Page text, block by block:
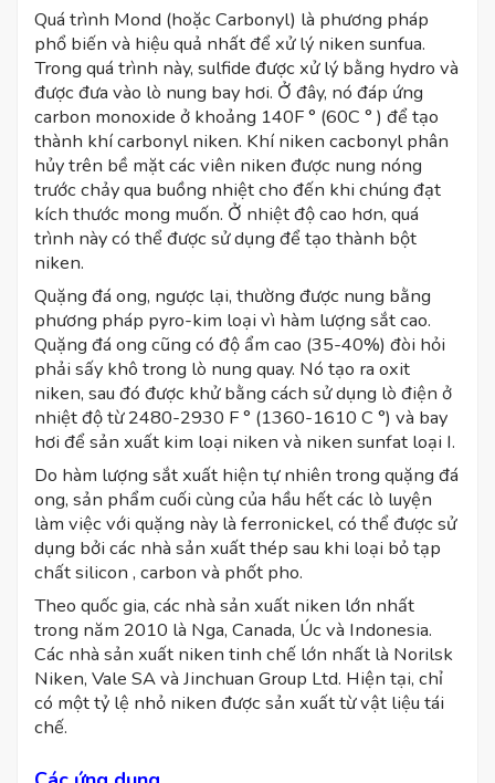
Quá trình Mond (hoặc Carbonyl) là phương pháp
phổ biến và hiệu quả nhất để xử lý niken sunfua.
Trong quá trình này, sulfide được xử lý bằng hydro và
được đưa vào lò nung bay hơi. Ở đây, nó đáp ứng
carbon monoxide ở khoảng 140F ° (60C ° ) để tạo
thành khí carbonyl niken. Khí niken cacbonyl phân
hủy trên bề mặt các viên niken được nung nóng
trước chảy qua buồng nhiệt cho đến khi chúng đạt
kích thước mong muốn. Ở nhiệt độ cao hơn, quá
trình này có thể được sử dụng để tạo thành bột
niken.
Quặng đá ong, ngược lại, thường được nung bằng
phương pháp pyro-kim loại vì hàm lượng sắt cao.
Quặng đá ong cũng có độ ẩm cao (35-40%) đòi hỏi
phải sấy khô trong lò nung quay. Nó tạo ra oxit
niken, sau đó được khử bằng cách sử dụng lò điện ở
nhiệt độ từ 2480-2930 F ° (1360-1610 C °) và bay
hơi để sản xuất kim loại niken và niken sunfat loại I.
Do hàm lượng sắt xuất hiện tự nhiên trong quặng đá
ong, sản phẩm cuối cùng của hầu hết các lò luyện
làm việc với quặng này là ferronickel, có thể được sử
dụng bởi các nhà sản xuất thép sau khi loại bỏ tạp
chất silicon , carbon và phốt pho.
Theo quốc gia, các nhà sản xuất niken lớn nhất
trong năm 2010 là Nga, Canada, Úc và Indonesia.
Các nhà sản xuất niken tinh chế lớn nhất là Norilsk
Niken, Vale SA và Jinchuan Group Ltd. Hiện tại, chỉ
có một tỷ lệ nhỏ niken được sản xuất từ ​​vật liệu tái
chế.